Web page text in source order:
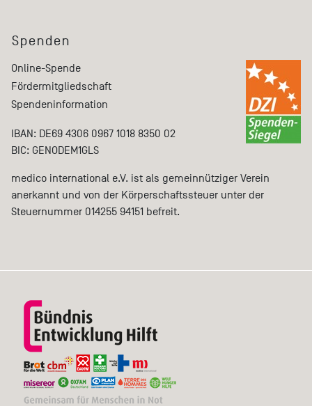
Spenden
Online-Spende
Fördermitgliedschaft
Spendeninformation
IBAN: DE69 4306 0967 1018 8350 02
BIC: GENODEM1GLS
medico international e.V. ist als gemeinnütziger Verein
anerkannt und von der Körperschaftssteuer unter der
Steuernummer 014255 94151 befreit.